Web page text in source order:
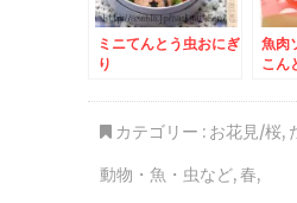
ミニてんとう虫おにぎ
り
魚肉
こん
カテゴリー : お花見/桜,
動物・魚・虫など,春,